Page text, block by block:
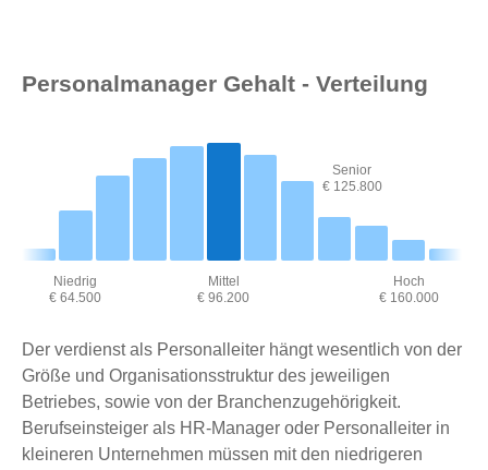
Personalmanager Gehalt - Verteilung
Niedrig
€ 64.500
Mittel
€ 96.200
Senior
€ 125.800
Hoch
€ 160.000
Der verdienst als Personalleiter hängt wesentlich von der
Größe und Organisationsstruktur des jeweiligen
Betriebes, sowie von der Branchenzugehörigkeit.
Berufseinsteiger als HR-Manager oder Personalleiter in
kleineren Unternehmen müssen mit den niedrigeren